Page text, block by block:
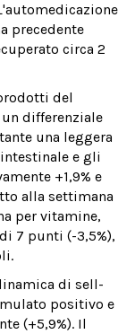
precedente
circa 2
del
differenziale
una leggera
e gli
+1,9% e
alla settimana
per vitamine,
7 punti (-3,5%),
di sell-
positivo e
(+5,9%). Il